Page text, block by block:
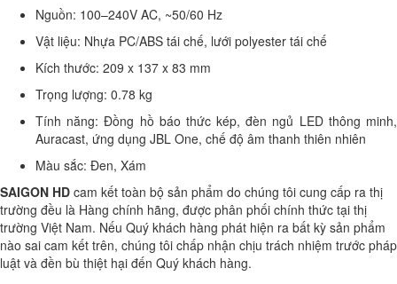
Nguồn: 100–240V AC, ~50/60 Hz
Vật liệu: Nhựa PC/ABS tái chế, lưới polyester tái chế
Kích thước: 209 x 137 x 83 mm
Trọng lượng: 0.78 kg
Tính năng: Đồng hồ báo thức kép, đèn ngủ LED thông minh,
Auracast, ứng dụng JBL One, chế độ âm thanh thiên nhiên
Màu sắc: Đen, Xám
SAIGON HD cam kết toàn bộ sản phẩm do chúng tôi cung cấp ra thị
trường đều là Hàng chính hãng, được phân phối chính thức tại thị
trường Việt Nam. Nếu Quý khách hàng phát hiện ra bất kỳ sản phẩm
nào sai cam kết trên, chúng tôi chấp nhận chịu trách nhiệm trước pháp
luật và đền bù thiệt hại đến Quý khách hàng.